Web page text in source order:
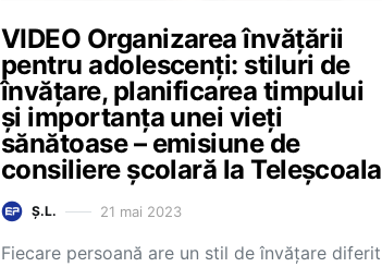
VIDEO Organizarea învățării
pentru adolescenți: stiluri de
învățare, planificarea timpului
și importanța unei vieți
sănătoase – emisiune de
consiliere școlară la Teleșcoala
Ș.L. 21 mai 2023
Fiecare persoană are un stil de învățare diferit